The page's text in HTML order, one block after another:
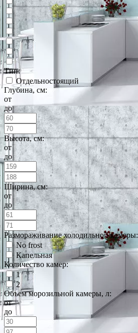
Тип:
Отдельностоящий
Глубина, см:
от
до
Высота, см:
от
до
Ширина, см:
от
до
Размораживание холодильной камеры:
No frost
Капельная
Количество камер:
1
2
Объем морозильной камеры, л:
от
до